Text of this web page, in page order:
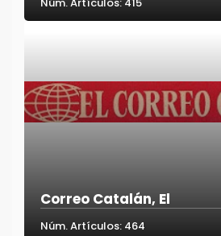
Correo Catalán, El
Núm. Artículos: 464